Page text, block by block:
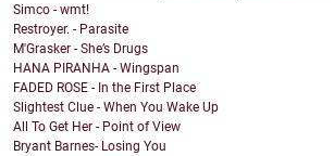
Simco - wmt!
Restroyer. - Parasite
M'Grasker - She’s Drugs
HANA PIRANHA - Wingspan
FADED ROSE - In the First Place
Slightest Clue - When You Wake Up
All To Get Her - Point of View
Bryant Barnes- Losing You